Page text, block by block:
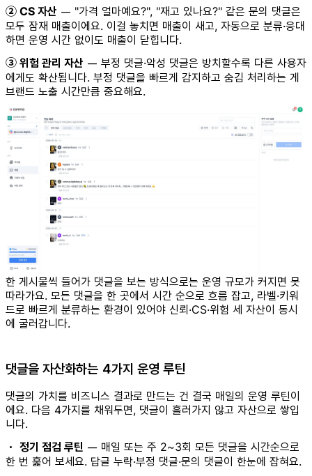
② CS 자산 — "가격 얼마예요?", "재고 있나요?" 같은 문의 댓글은
모두 잠재 매출이에요. 이걸 놓치면 매출이 새고, 자동으로 분류·응대
하면 운영 시간 없이도 매출이 닫힙니다.
③ 위험 관리 자산 — 부정 댓글·악성 댓글은 방치할수록 다른 사용자
에게도 확산됩니다. 부정 댓글을 빠르게 감지하고 숨김 처리하는 게
브랜드 노출 시간만큼 중요해요.
한 게시물씩 들어가 댓글을 보는 방식으로는 운영 규모가 커지면 못
따라가요. 모든 댓글을 한 곳에서 시간 순으로 흐름 잡고, 라벨·키워
드로 빠르게 분류하는 환경이 있어야 신뢰·CS·위험 세 자산이 동시
에 굴러갑니다.
댓글을 자산화하는 4가지 운영 루틴
댓글의 가치를 비즈니스 결과로 만드는 건 결국 매일의 운영 루틴이
에요. 다음 4가지를 채워두면, 댓글이 흘러가지 않고 자산으로 쌓입
니다.
• 정기 점검 루틴 — 매일 또는 주 2~3회 모든 댓글을 시간순으로
한 번 훑어 보세요. 답글 누락·부정 댓글·문의 댓글이 한눈에 잡혀요.